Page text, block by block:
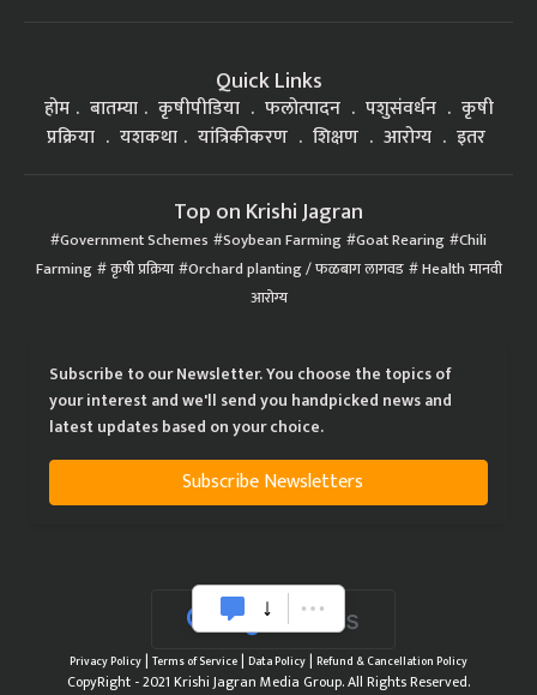
Quick Links
होम बातम्या कृषीपीडिया फलोत्पादन पशुसंवर्धन
कृषी
प्रक्रिया
यशकथा यांत्रिकीकरण शिक्षण आरोग्य इतर
Top on Krishi Jagran
Government Schemes Soybean Farming Goat Rearing Chili
Farming कृषी प्रक्रिया Orchard planting / फळबाग लागवड Health मानवी
आरोग्य
Subscribe to our Newsletter. You choose the topics of
your interest and we'll send you handpicked news and
latest updates based on your choice.
Subscribe Newsletters
Privacy Policy| Terms of Service| Data Policy| Refund & Cancellation Policy
CopyRight - 2021 Krishi Jagran Media Group. All Rights Reserved.